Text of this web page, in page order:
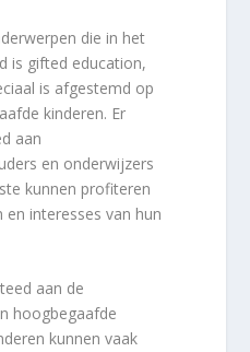
die in het
is gifted education,
is afgestemd op
kinderen. Er
aan
en onderwijzers
kunnen profiteren
en interesses van hun
aan de
hoogbegaafde
kunnen vaak